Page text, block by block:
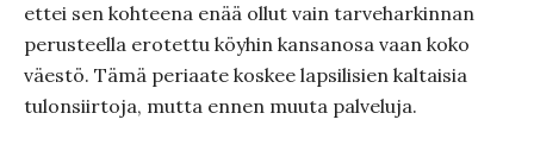
ettei sen kohteena enää ollut vain tarveharkinnan
perusteella erotettu köyhin kansanosa vaan koko
väestö. Tämä periaate koskee lapsilisien kaltaisia
tulonsiirtoja, mutta ennen muuta palveluja.